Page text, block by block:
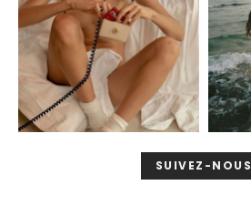
SUIVEZ-NOUS